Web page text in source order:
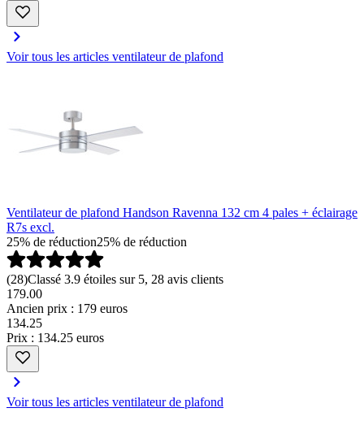
Voir tous les articles ventilateur de plafond
Ventilateur de plafond Handson Ravenna 132 cm 4 pales + éclairage
R7s excl.
25% de réduction25% de réduction
(28)Classé 3.9 étoiles sur 5, 28 avis clients
179.00
Ancien prix : 179 euros
134.25
Prix : 134.25 euros
Voir tous les articles ventilateur de plafond